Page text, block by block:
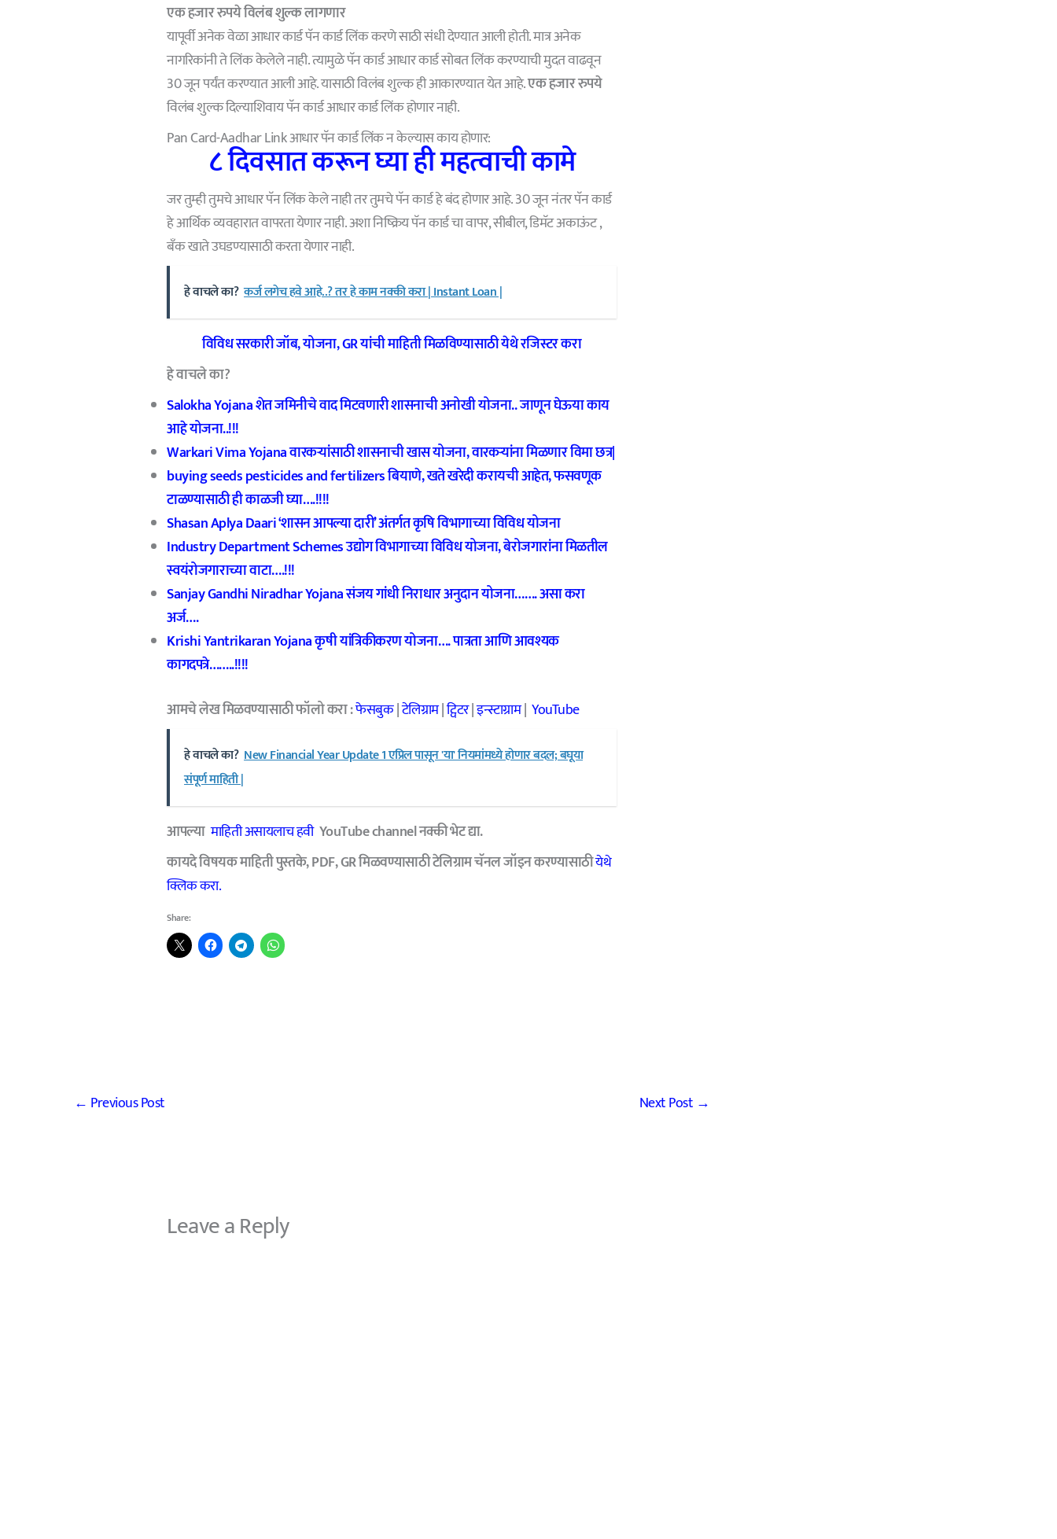
एक हजार रुपये विलंब शुल्क लागणार
यापूर्वी अनेक वेळा आधार कार्ड पॅन कार्ड लिंक करणे साठी संधी देण्यात आली होती. मात्र अनेक
नागरिकांनी ते लिंक केलेले नाही. त्यामुळे पॅन कार्ड आधार कार्ड सोबत लिंक करण्याची मुदत वाढवून
30 जून पर्यंत करण्यात आली आहे. यासाठी विलंब शुल्क ही आकारण्यात येत आहे.एक हजार रुपये
विलंब शुल्क दिल्याशिवाय पॅन कार्ड आधार कार्ड लिंक होणार नाही.
Pan Card-Aadhar Link आधार पॅन कार्ड लिंक न केल्यास काय होणार:
८ दिवसात करून घ्या ही महत्वाची कामे
जर तुम्ही तुमचे आधार पॅन लिंक केले नाही तर तुमचे पॅन कार्ड हे बंद होणार आहे. 30 जून नंतर पॅन कार्ड
हे आर्थिक व्यवहारात वापरता येणार नाही. अशा निष्क्रिय पॅन कार्ड चा वापर, सीबील, डिमॅट अकाऊंट ,
बँक खाते उघडण्यासाठी करता येणार नाही.
हे वाचले का? कर्ज लगेच हवे आहे..? तर हे काम नक्की करा | Instant Loan |
विविध सरकारी जॉब,योजना, GRयांची माहिती मिळविण्यासाठी येथे रजिस्टर करा
हे वाचले का?
Salokha Yojana शेत जमिनीचे वाद मिटवणारी शासनाची अनोखी योजना.. जाणून घेऊया काय
आहे योजना..!!!
Warkari Vima Yojana वारकऱ्यांसाठी शासनाची खास योजना, वारकऱ्यांना मिळणार विमा छत्र‌|
buying seeds pesticides and fertilizers बियाणे, खते खरेदी करायची आहेत, फसवणूक
टाळण्यासाठी ही काळजी घ्या….!!!!
Shasan Aplya Daari ‘शासन आपल्या दारी’ अंतर्गत कृषि विभागाच्या विविध योजना
Industry Department Schemes उद्योग विभागाच्या विविध योजना, बेरोजगारांना मिळतील
स्वयंरोजगाराच्या वाटा….!!!
Sanjay Gandhi Niradhar Yojana संजय गांधी निराधार अनुदान योजना……. असा करा
अर्ज….
Krishi Yantrikaran Yojana कृषी यांत्रिकीकरण योजना…. पात्रता आणि आवश्यक
कागदपत्रे……..!!!!
आमचे लेख मिळवण्यासाठी फॉलो करा :फेसबुक|टेलिग्राम|ट्विटर|इन्स्टाग्राम|YouTube
हे वाचले का? New Financial Year Update 1 एप्रिल पासून 'या' नियमांमध्ये होणार बदल; बघूया
संपूर्ण माहिती |
आपल्यामाहिती असायलाच हवी YouTube channel नक्की भेट द्या.
कायदे विषयक माहिती पुस्तके, PDF, GR मिळवण्यासाठी टेलिग्राम चॅनल जॉइन करण्यासाठीयेथे
क्लिक करा.
Share:
← Previous Post Next Post →
Leave a Reply